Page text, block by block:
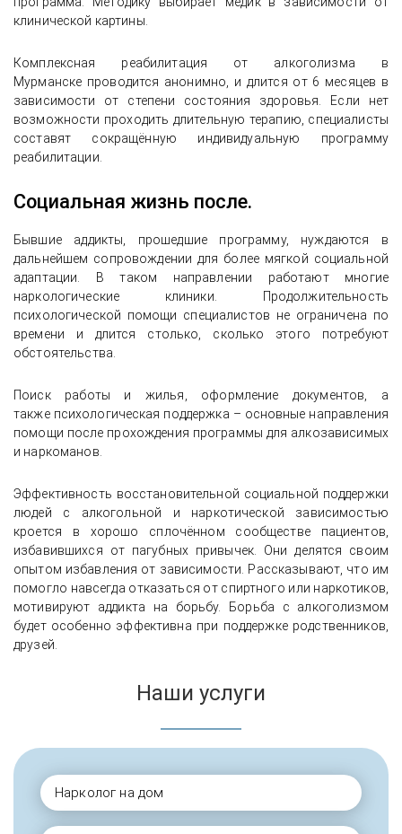
клинической картины.
Комплексная реабилитация от алкоголизма в
Мурманске проводится анонимно, и длится от 6 месяцев в
зависимости от степени состояния здоровья. Если нет
возможности проходить длительную терапию, специалисты
составят сокращённую индивидуальную программу
реабилитации.
Социальная жизнь после.
Бывшие аддикты, прошедшие программу, нуждаются в
дальнейшем сопровождении для более мягкой социальной
адаптации. В таком направлении работают многие
наркологические клиники. Продолжительность
психологической помощи специалистов не ограничена по
времени и длится столько, сколько этого потребуют
обстоятельства.
Поиск работы и жилья, оформление документов, а
также психологическая поддержка – основные направления
помощи после прохождения программы для алкозависимых
и наркоманов.
Эффективность восстановительной социальной поддержки
людей с алкогольной и наркотической зависимостью
кроется в хорошо сплочённом сообществе пациентов,
избавившихся от пагубных привычек. Они делятся своим
опытом избавления от зависимости. Рассказывают, что им
помогло навсегда отказаться от спиртного или наркотиков,
мотивируют аддикта на борьбу. Борьба с алкоголизмом
будет особенно эффективна при поддержке родственников,
друзей.
Наши услуги
Нарколог на дом